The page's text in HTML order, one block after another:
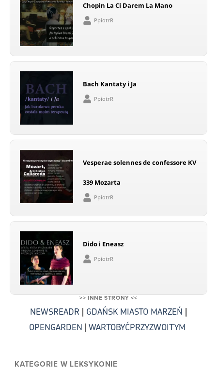
Chopin La Ci Darem La Mano
PpiotrR
Bach Kantaty i Ja
PpiotrR
Vesperae solennes de confessore KV
339 Mozarta
PpiotrR
Dido i Eneasz
PpiotrR
>> INNE STRONY <<
NEWSREADR | GDAŃSK MIASTO MARZEŃ |
OPENGARDEN | WARTOBYĆPRZYZWOITYM
KATEGORIE W LEKSYKONIE